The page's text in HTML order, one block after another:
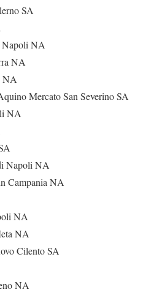
SA
Napoli NA
NA
NA
Mercato San Severino SA
NA
Napoli NA
Campania NA
NA
NA
Cilento SA
NA